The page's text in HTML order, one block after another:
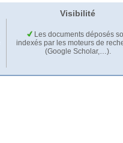
Visibilité
Les documents déposés
indexés par les moteurs de
(Google Scholar,…).